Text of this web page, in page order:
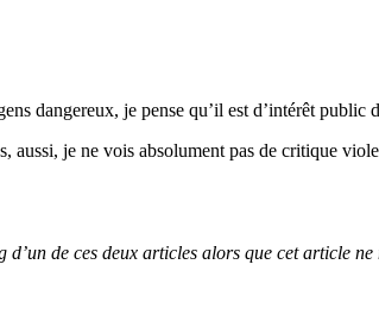
dangereux, je pense qu’il est d’intérêt
aussi, je ne vois absolument pas de critique
de ces deux articles alors que cet article ne